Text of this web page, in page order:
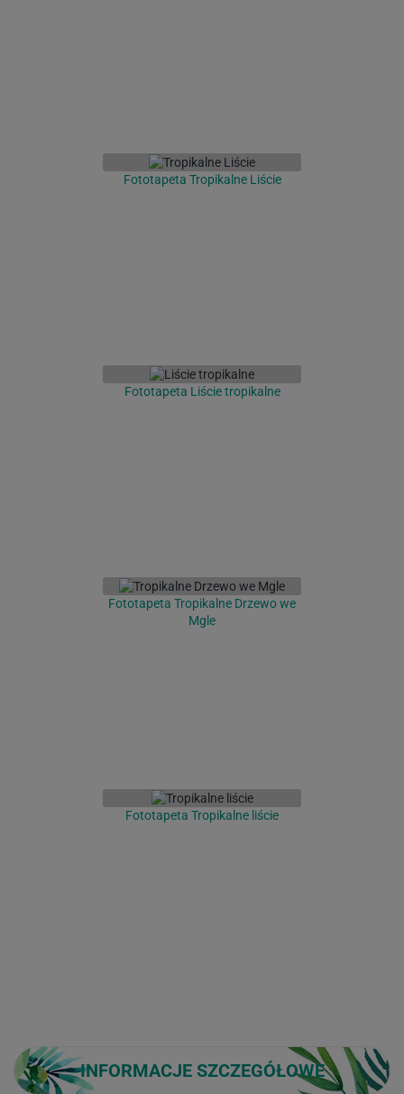
Fototapeta Tropikalne Liście
Fototapeta Liście tropikalne
Fototapeta Tropikalne Drzewo we
Mgle
Fototapeta Tropikalne liście
INFORMACJE SZCZEGÓŁOWE